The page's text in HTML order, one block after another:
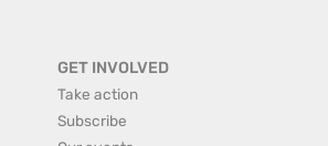
GET INVOLVED
Take action
Subscribe